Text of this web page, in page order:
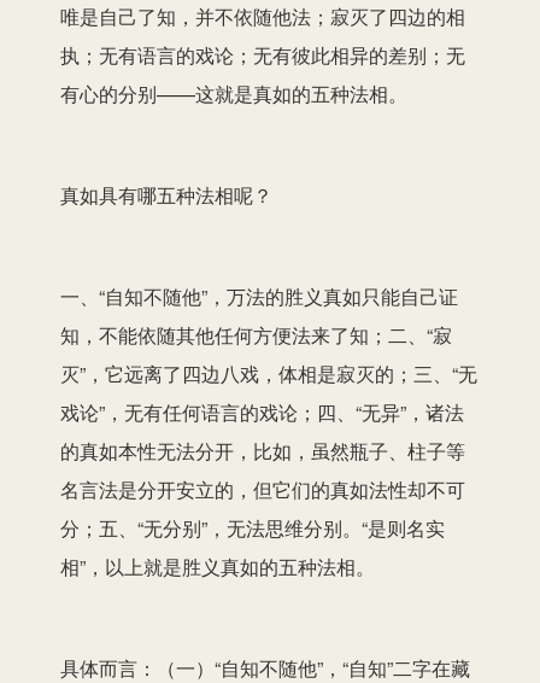
唯是自己了知，并不依随他法；寂灭了四边的相
执；无有语言的戏论；无有彼此相异的差别；无
有心的分别——这就是真如的五种法相。
真如具有哪五种法相呢？
一、“自知不随他”，万法的胜义真如只能自己证
知，不能依随其他任何方便法来了知；二、“寂
灭”，它远离了四边八戏，体相是寂灭的；三、“无
戏论”，无有任何语言的戏论；四、“无异”，诸法
的真如本性无法分开，比如，虽然瓶子、柱子等
名言法是分开安立的，但它们的真如法性却不可
分；五、“无分别”，无法思维分别。“是则名实
相”，以上就是胜义真如的五种法相。
具体而言：（一）“自知不随他”，“自知”二字在藏